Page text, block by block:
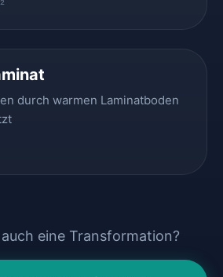
durch warmen Laminatboden
eine Transformation?